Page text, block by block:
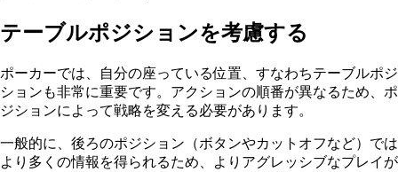
テーブルポジションを考慮する
ポーカーでは、自分の座っている位置、すなわちテーブルポジ
ションも非常に重要です。アクションの順番が異なるため、ポ
ジションによって戦略を変える必要があります。
一般的に、後ろのポジション（ボタンやカットオフなど）では
より多くの情報を得られるため、よりアグレッシブなプレイが